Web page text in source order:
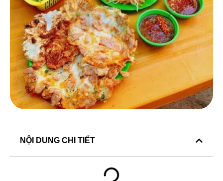
NỘI DUNG CHI TIẾT